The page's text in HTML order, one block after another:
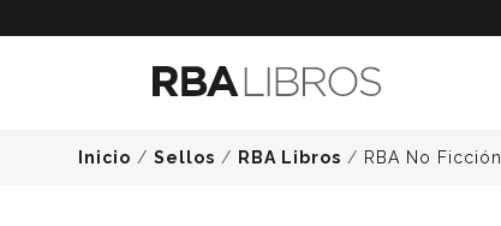
Inicio / Sellos / RBA Libros / RBA No Ficción